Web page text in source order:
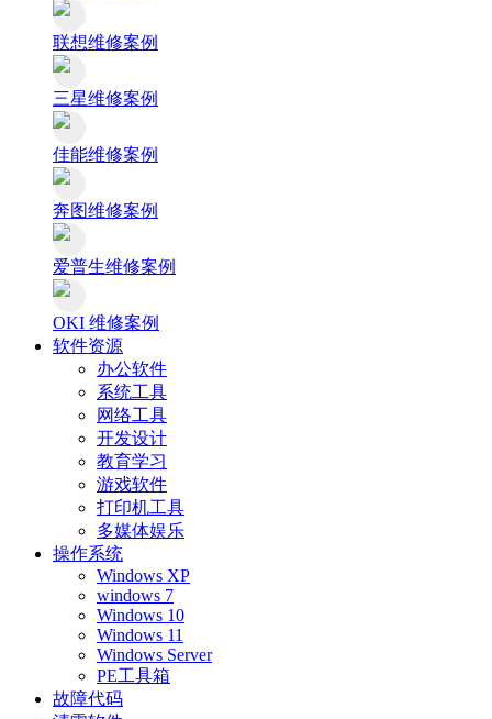
联想维修案例
三星维修案例
佳能维修案例
奔图维修案例
爱普生维修案例
OKI 维修案例
软件资源
办公软件
系统工具
网络工具
开发设计
教育学习
游戏软件
打印机工具
多媒体娱乐
操作系统
Windows XP
windows 7
Windows 10
Windows 11
Windows Server
PE工具箱
故障代码